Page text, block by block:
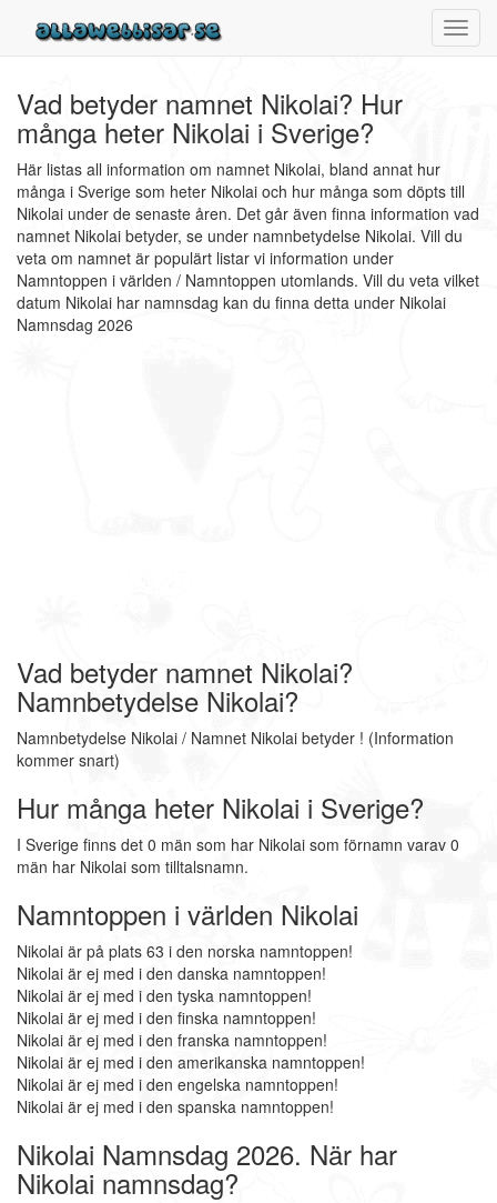
Vad betyder namnet Nikolai? Hur
många heter Nikolai i Sverige?
Här listas all information om namnet Nikolai, bland annat hur
många i Sverige som heter Nikolai och hur många som döpts till
Nikolai under de senaste åren. Det går även finna information vad
namnet Nikolai betyder, se under namnbetydelse Nikolai. Vill du
veta om namnet är populärt listar vi information under
Namntoppen i världen / Namntoppen utomlands. Vill du veta vilket
datum Nikolai har namnsdag kan du finna detta under Nikolai
Namnsdag 2026
Vad betyder namnet Nikolai?
Namnbetydelse Nikolai?
Namnbetydelse Nikolai / Namnet Nikolai betyder ! (Information
kommer snart)
Hur många heter Nikolai i Sverige?
I Sverige finns det 0 män som har Nikolai som förnamn varav 0
män har Nikolai som tilltalsnamn.
Namntoppen i världen Nikolai
Nikolai är på plats 63 i den norska namntoppen!
Nikolai är ej med i den danska namntoppen!
Nikolai är ej med i den tyska namntoppen!
Nikolai är ej med i den finska namntoppen!
Nikolai är ej med i den franska namntoppen!
Nikolai är ej med i den amerikanska namntoppen!
Nikolai är ej med i den engelska namntoppen!
Nikolai är ej med i den spanska namntoppen!
Nikolai Namnsdag 2026. När har
Nikolai namnsdag?